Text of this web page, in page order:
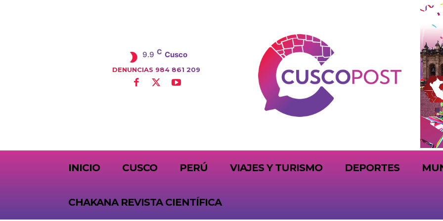
9.9 C Cusco
DENUNCIAS 984 861 209
INICIO CUSCO PERÚ VIAJES Y TURISMO DEPORTES
CHAKANA REVISTA CIENTÍFICA